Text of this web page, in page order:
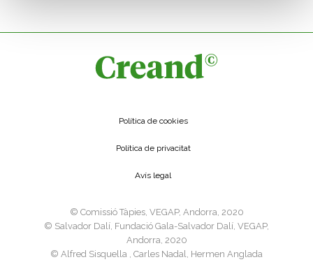
Política de cookies
Política de privacitat
Avís legal
©️ Comissió Tàpies, VEGAP, Andorra, 2020
©️ Salvador Dalí, Fundació Gala-Salvador Dalí, VEGAP,
Andorra, 2020
©️ Alfred Sisquella , Carles Nadal, Hermen Anglada